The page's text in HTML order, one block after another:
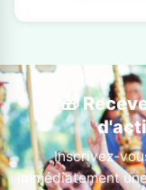
🎁
Inscrivez-
immédiatement